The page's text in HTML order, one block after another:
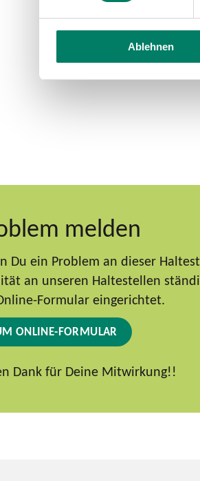
Ablehnen
melden
Du ein Problem an dieser
an unseren Haltestellen
Formular eingerichtet.
ONLINE-FORMULAR
Dank für Deine Mitwirkung!!